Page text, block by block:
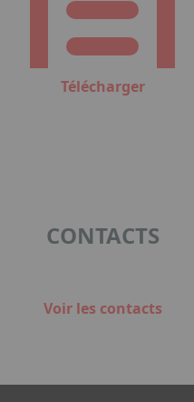
Télécharger
CONTACTS
Voir les contacts